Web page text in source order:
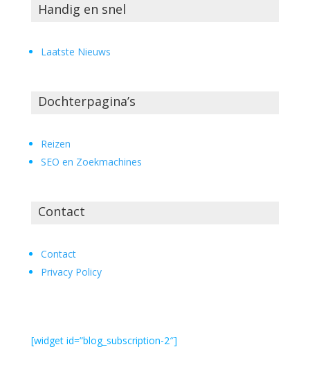
Handig en snel
Laatste Nieuws
Dochterpagina’s
Reizen
SEO en Zoekmachines
Contact
Contact
Privacy Policy
[widget id=”blog_subscription-2″]